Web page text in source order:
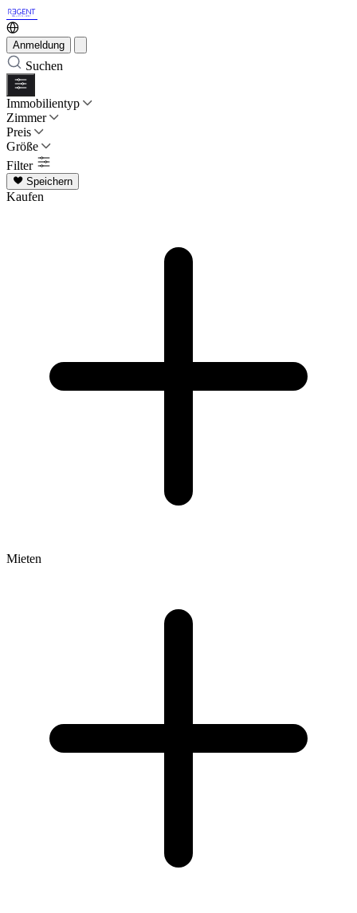
Anmeldung
Suchen
Immobilientyp
Zimmer
Preis
Größe
Filter
Speichern
Kaufen
Mieten